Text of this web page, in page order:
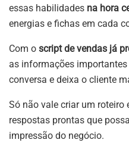
essas habilidades na hora
energias e fichas em cada
Com o script de vendas já
as informações
conversa e deixa o cliente
Só não vale criar um roteiro
respostas prontas que
impressão do negócio.